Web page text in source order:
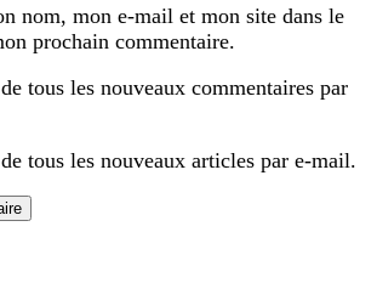
nom, mon e-mail et mon site dans le
prochain commentaire.
tous les nouveaux commentaires par
tous les nouveaux articles par e-mail.